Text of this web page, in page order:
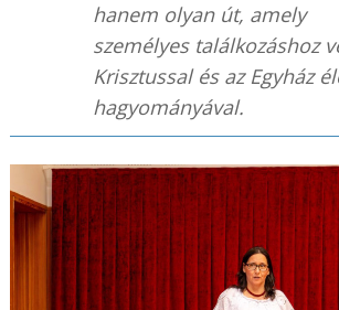
hanem olyan út, amely
személyes találkozáshoz
Krisztussal és az Egyház
hagyományával.